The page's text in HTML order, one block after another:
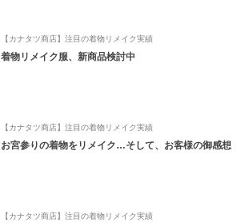
【カナタツ商店】注目の着物リメイク実績
着物リメイク服、新商品検討中
【カナタツ商店】注目の着物リメイク実績
お宮参りの着物をリメイク…そして、お客様の御感想
【カナタツ商店】注目の着物リメイク実績